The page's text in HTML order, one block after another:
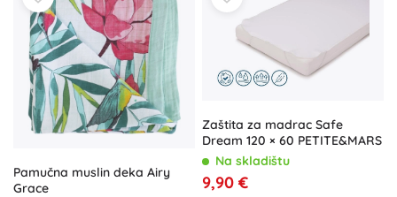
Pamučna muslin deka Airy
Grace
Zaštita za madrac Safe
Dream 120 × 60 PETITE&MARS
Na skladištu
9,90 €